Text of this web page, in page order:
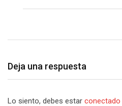
Deja una respuesta
Lo siento, debes estar conectado